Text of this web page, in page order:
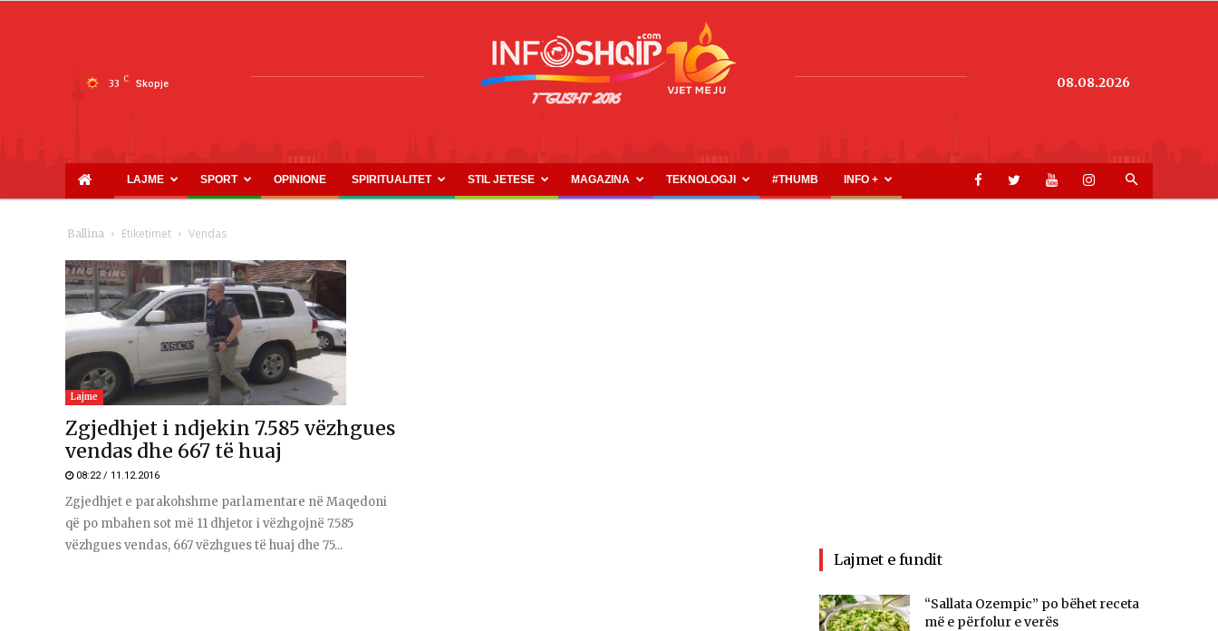
33 C Skopje
INFOSHQIP.COM
08.08.2026
LAJME SPORT OPINIONE SPIRITUALITET STIL JETESE MAGAZINA TEKNOLOGJI #THUMB INFO +
Ballina Etiketimet Vendas
Lajme
Zgjedhjet i ndjekin 7.585 vëzhgues
vendas dhe 667 të huaj
08:22 / 11.12.2016
Zgjedhjet e parakohshme parlamentare në Maqedoni
që po mbahen sot më 11 dhjetor i vëzhgojnë 7.585
vëzhgues vendas, 667 vëzhgues të huaj dhe 75...
Lajmet e fundit
“Sallata Ozempic” po bëhet receta
më e përfolur e verës